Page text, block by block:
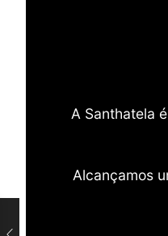
A Santhatela
Alcançamos